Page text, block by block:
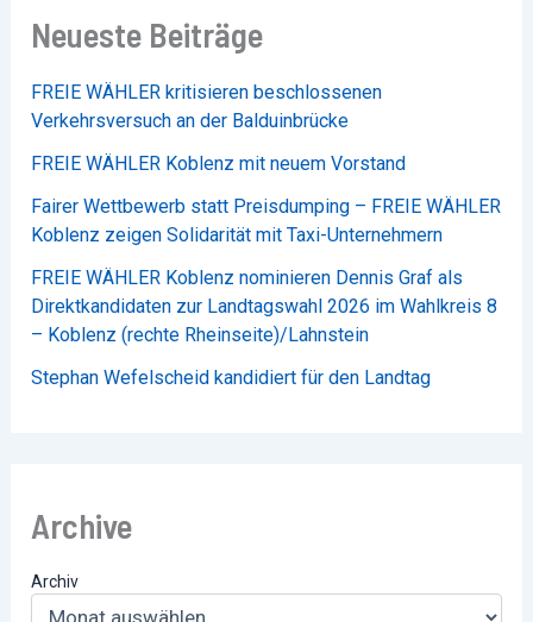
Neueste Beiträge
FREIE WÄHLER kritisieren beschlossenen
Verkehrsversuch an der Balduinbrücke
FREIE WÄHLER Koblenz mit neuem Vorstand
Fairer Wettbewerb statt Preisdumping – FREIE WÄHLER
Koblenz zeigen Solidarität mit Taxi-Unternehmern
FREIE WÄHLER Koblenz nominieren Dennis Graf als
Direktkandidaten zur Landtagswahl 2026 im Wahlkreis 8
– Koblenz (rechte Rheinseite)/Lahnstein
Stephan Wefelscheid kandidiert für den Landtag
Archive
Archiv